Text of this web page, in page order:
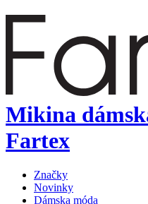
Mikina
Fartex
Značky
Novinky
Dámska móda